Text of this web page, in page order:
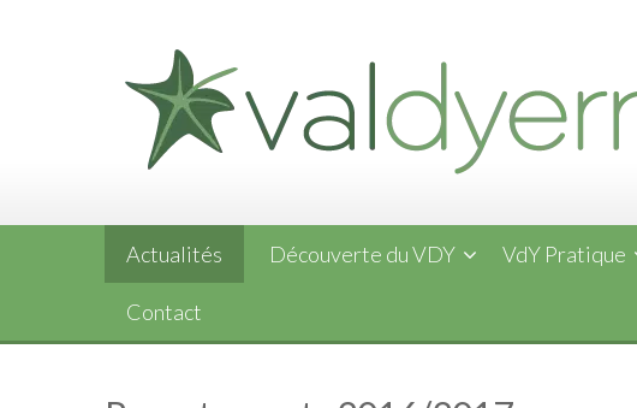
Actualités Découverte du VDY VdY Pratique
Contact